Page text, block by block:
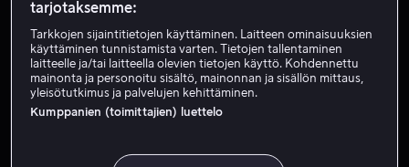
tarjotaksemme:
Tarkkojen sijaintitietojen käyttäminen. Laitteen ominaisuuksien
käyttäminen tunnistamista varten. Tietojen tallentaminen
laitteelle ja/tai laitteella olevien tietojen käyttö. Kohdennettu
mainonta ja personoitu sisältö, mainonnan ja sisällön mittaus,
yleisötutkimus ja palvelujen kehittäminen.
Kumppanien (toimittajien) luettelo